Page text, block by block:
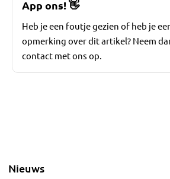
App ons!👋
Heb je een foutje gezien of heb je
opmerking over dit artikel? Neem
contact met ons op.
Nieuws